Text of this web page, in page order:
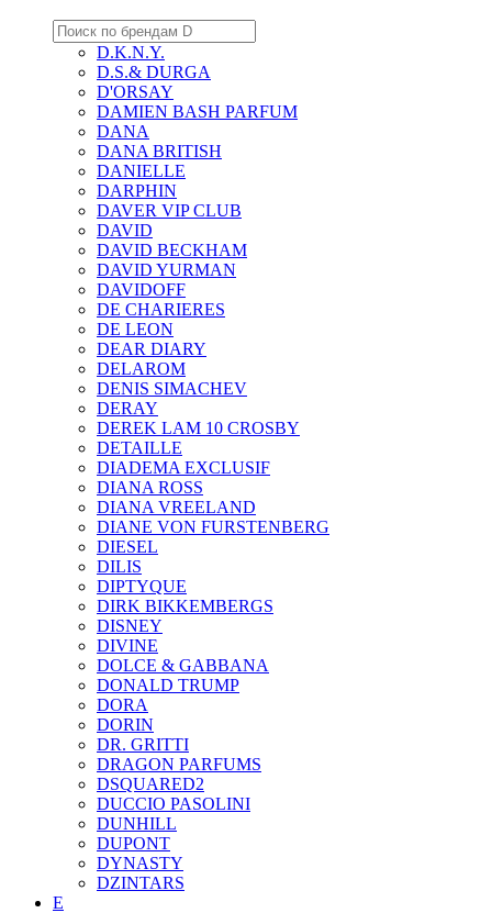
D.K.N.Y.
D.S.& DURGA
D'ORSAY
DAMIEN BASH PARFUM
DANA
DANA BRITISH
DANIELLE
DARPHIN
DAVER VIP CLUB
DAVID
DAVID BECKHAM
DAVID YURMAN
DAVIDOFF
DE CHARIERES
DE LEON
DEAR DIARY
DELAROM
DENIS SIMACHEV
DERAY
DEREK LAM 10 CROSBY
DETAILLE
DIADEMA EXCLUSIF
DIANA ROSS
DIANA VREELAND
DIANE VON FURSTENBERG
DIESEL
DILIS
DIPTYQUE
DIRK BIKKEMBERGS
DISNEY
DIVINE
DOLCE & GABBANA
DONALD TRUMP
DORA
DORIN
DR. GRITTI
DRAGON PARFUMS
DSQUARED2
DUCCIO PASOLINI
DUNHILL
DUPONT
DYNASTY
DZINTARS
E